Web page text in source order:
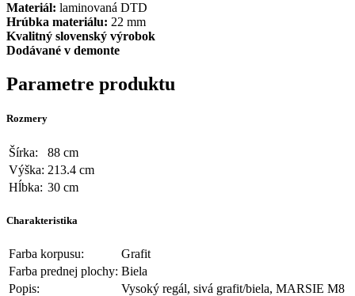
Materiál: laminovaná DTD
Hrúbka materiálu: 22 mm
Kvalitný slovenský výrobok
Dodávané v demonte
Parametre produktu
Rozmery
Šírka:
88 cm
Výška: 213.4 cm
Hĺbka: 30 cm
Charakteristika
Farba korpusu:
Grafit
Farba prednej plochy: Biela
Popis:
Vysoký regál, sivá grafit/biela, MARSIE M8